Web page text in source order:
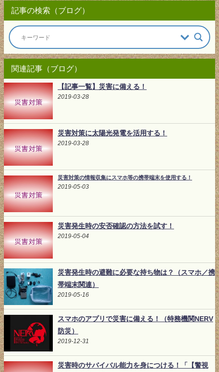
記事の検索（ブログ）
関連記事（ブログ）
【記事一覧】災害に備える！
2019-03-28
災害対策に太陽光発電を活用する！
2019-03-28
災害対策の情報収集にスマホ等の携帯端末を使用する！
2019-05-03
災害発生時の安否確認の方法を試す！
2019-05-04
災害発生時の避難に必要な持ち物は？（スマホ／携
帯端末関連）
2019-05-16
スマホのアプリで災害に備える！（特務機関NERV
防災）
2019-12-31
災害時のサバイバル能力を身につける！「【警視